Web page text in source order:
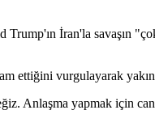
İran'la savaşın
ettiğini vurgulayarak
Anlaşma yapmak için